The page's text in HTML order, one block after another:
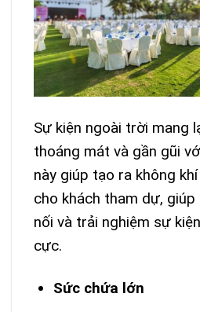
Sự kiện ngoài trời mang
thoáng mát và gần gũi
này giúp tạo ra không
cho khách tham dự,
nối và trải nghiệm sự
cực.
Sức chứa lớn